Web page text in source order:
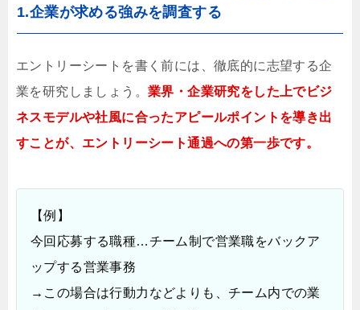
1.企業が求める強みを調査する
エントリーシートを書く前には、徹底的に志望する企
業を研究しましょう。 業界・企業研究をした上でビジ
ネスモデルや社風に合ったアピールポイントを導き出
すことが、エントリーシート通過への第一歩です。
【例】
今回応募する職種…チーム制で営業職をバックア
ップする営業事務
→この場合は行動力などよりも、チーム内での業